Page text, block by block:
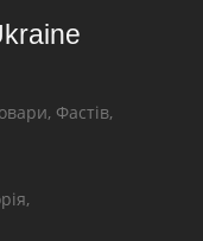
Фастів,